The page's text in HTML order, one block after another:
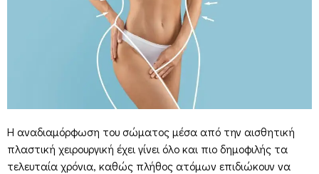
Η αναδιαμόρφωση του σώματος μέσα από την αισθητική
πλαστική χειρουργική έχει γίνει όλο και πιο δημοφιλής τα
τελευταία χρόνια, καθώς πλήθος ατόμων επιδιώκουν να